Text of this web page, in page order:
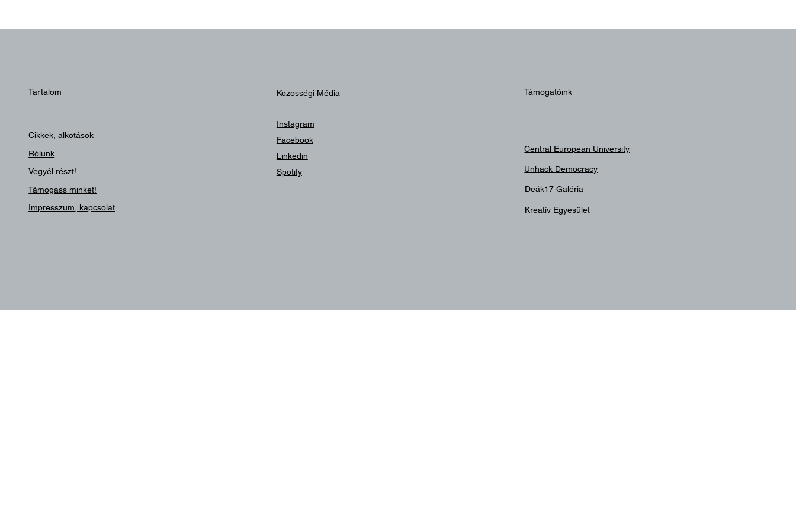
Tartalom
Cikkek, alkotások
Rólunk
Vegyél részt!
Támogass minket!
Impresszum, kapcsolat
Közösségi Média
Instagram
Facebook
Linkedin
Spotify
Támogatóink
Central European University
Unhack Democracy
Deák17 Galéria
Kreatív Egyesület